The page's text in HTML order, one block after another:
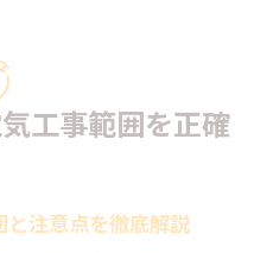
電気工事対象を整理
工事範囲を正確
注意点を徹底解説